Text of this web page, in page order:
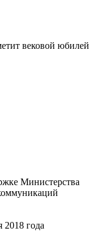
вековой юбилей
Министерства
года